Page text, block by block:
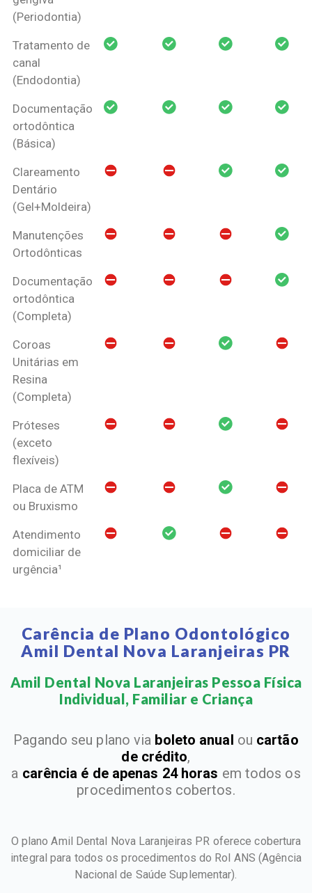
(Periodontia)
Tratamento de
canal
(Endodontia)
Documentação
ortodôntica
(Básica)
Clareamento
Dentário
(Gel+Moldeira)
Manutenções
Ortodônticas
Documentação
ortodôntica
(Completa)
Coroas
Unitárias em
Resina
(Completa)
Próteses
(exceto
flexíveis)
Placa de ATM
ou Bruxismo
Atendimento
domiciliar de
urgência¹
Carência de Plano Odontológico
Amil Dental Nova Laranjeiras PR
Amil Dental Nova Laranjeiras Pessoa Física
Individual, Familiar e Criança​
Pagando seu plano via boleto anual ou cartão
de crédito,
a carência é de apenas 24 horas em todos os
procedimentos cobertos.
O plano Amil Dental Nova Laranjeiras PR oferece cobertura
integral para todos os procedimentos do Rol ANS (Agência
Nacional de Saúde Suplementar).